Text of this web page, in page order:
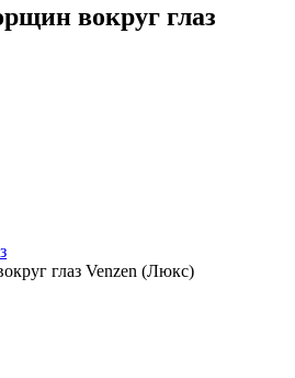
вокруг глаз
глаз Venzen (Люкс)